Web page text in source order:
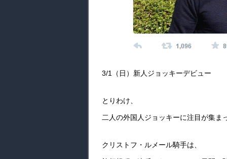
3/1（日）新人ジョッキーデビュー
とりわけ、
二人の外国人ジョッキーに注目が集ま
クリストフ・ルメール騎手は、